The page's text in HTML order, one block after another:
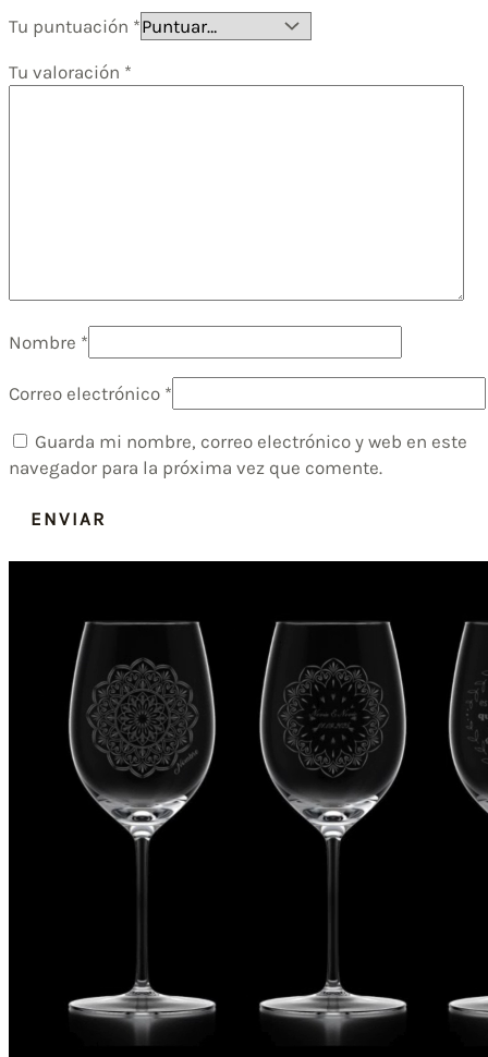
Tu puntuación *
Tu valoración *
Nombre *
Correo electrónico *
Guarda mi nombre, correo electrónico y web en este
navegador para la próxima vez que comente.